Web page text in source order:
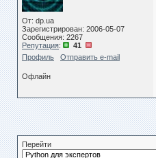
От: dp.ua
Зарегистрирован: 2006-05-07
Сообщения: 2267
Репутация:
41
Профиль
Отправить e-mail
Офлайн
Перейти